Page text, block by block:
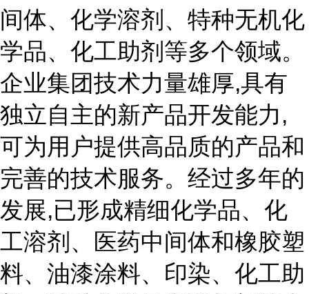
间体、化学溶剂、特种无机化
学品、化工助剂等多个领域。
企业集团技术力量雄厚,具有
独立自主的新产品开发能力,
可为用户提供高品质的产品和
完善的技术服务。经过多年的
发展,已形成精细化学品、化
工溶剂、医药中间体和橡胶塑
料、油漆涂料、印染、化工助